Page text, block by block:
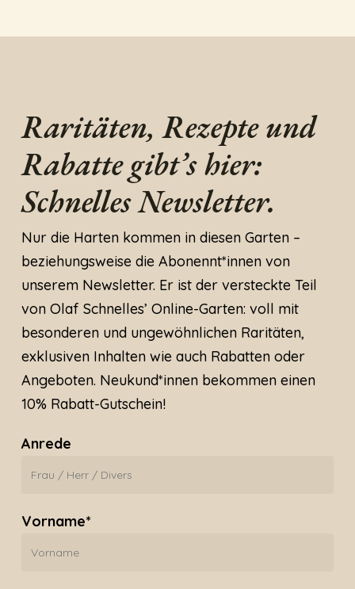
Raritäten, Rezepte und
Rabatte gibt’s hier:
Schnelles Newsletter.
Nur die Harten kommen in diesen Garten –
beziehungsweise die Abonennt*innen von
unserem Newsletter. Er ist der versteckte Teil
von Olaf Schnelles’ Online-Garten: voll mit
besonderen und ungewöhnlichen Raritäten,
exklusiven Inhalten wie auch Rabatten oder
Angeboten. Neukund*innen bekommen einen
10% Rabatt-Gutschein!
Anrede
Vorname*